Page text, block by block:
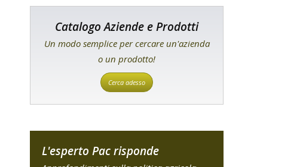
Catalogo Aziende e Prodotti
Un modo semplice per cercare un'azienda
o un prodotto!
Cerca adesso
L'esperto Pac risponde